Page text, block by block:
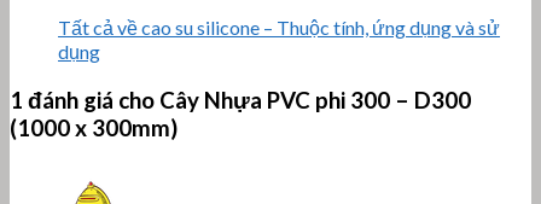
Tất cả về cao su silicone – Thuộc tính, ứng dụng và sử
dụng
1 đánh giá cho Cây Nhựa PVC phi 300 – D300
(1000 x 300mm)